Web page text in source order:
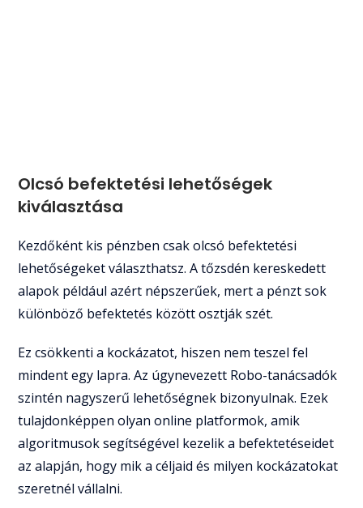
Olcsó befektetési lehetőségek
kiválasztása
Kezdőként kis pénzben csak olcsó befektetési
lehetőségeket választhatsz. A tőzsdén kereskedett
alapok például azért népszerűek, mert a pénzt sok
különböző befektetés között osztják szét.
Ez csökkenti a kockázatot, hiszen nem teszel fel
mindent egy lapra. Az úgynevezett Robo-tanácsadók
szintén nagyszerű lehetőségnek bizonyulnak. Ezek
tulajdonképpen olyan online platformok, amik
algoritmusok segítségével kezelik a befektetéseidet
az alapján, hogy mik a céljaid és milyen kockázatokat
szeretnél vállalni.